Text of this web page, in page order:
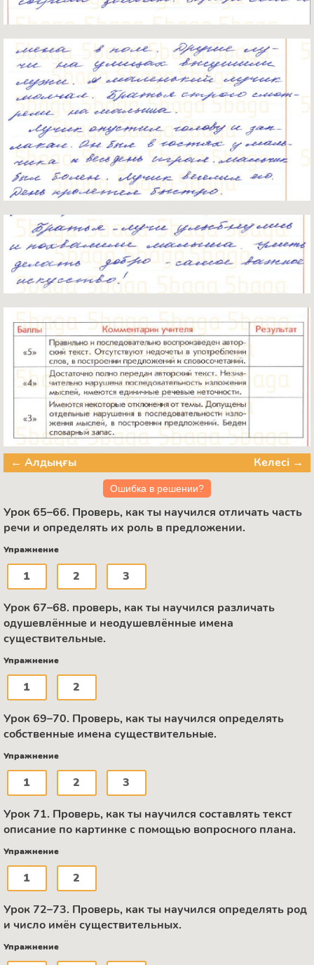
← Алдыңғы Келесі →
Ошибка в решении?
Урок 65–66. Проверь, как ты научился отличать часть
речи и определять их роль в предложении.
Упражнение
1 2 3
Урок 67–68. проверь, как ты научился различать
одушевлённые и неодушевлённые имена
существительные.
Упражнение
1 2
Урок 69–70. Проверь, как ты научился определять
собственные имена существительные.
Упражнение
1 2 3
Урок 71. Проверь, как ты научился составлять текст
описание по картинке с помощью вопросного плана.
Упражнение
1 2
Урок 72–73. Проверь, как ты научился определять род
и число имён существительных.
Упражнение